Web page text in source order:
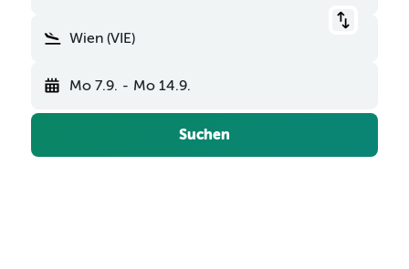
Wien (VIE)
Mo 7.9. - Mo 14.9.
Suchen